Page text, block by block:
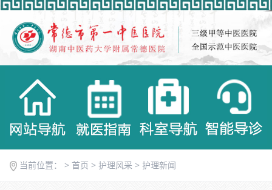
当前位置： > 首页 > 护理风采 > 护理新闻